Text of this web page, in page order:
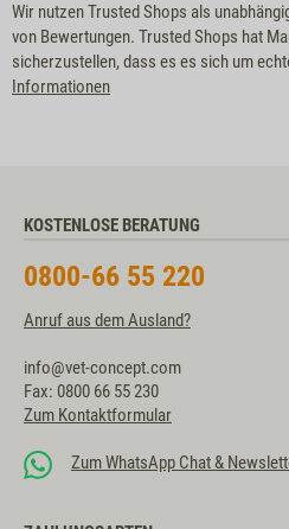
Wir nutzen Trusted Shops als
von Bewertungen. Trusted Shops hat
sicherzustellen, dass es es sich um
Informationen
KOSTENLOSE BERATUNG
0800-66 55 220
Anruf aus dem Ausland?
info@vet-concept.com
Fax: 0800 66 55 230
Zum Kontaktformular
Zum WhatsApp Chat &